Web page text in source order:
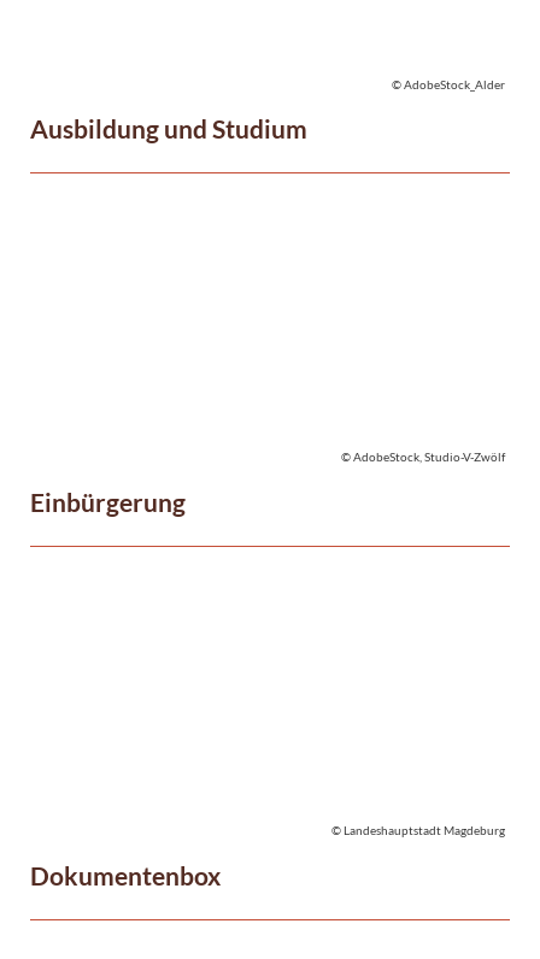
Ausbildung und Studium
© AdobeStock_Alder
Einbürgerung
© AdobeStock, Studio-V-Zwölf
Dokumentenbox
© Landeshauptstadt Magdeburg